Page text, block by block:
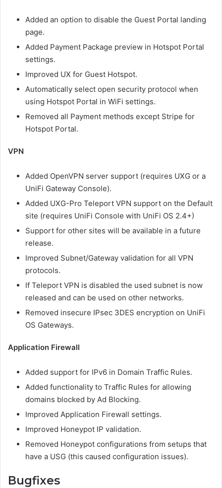
Added an option to disable the Guest Portal landing
page.
Added Payment Package preview in Hotspot Portal
settings.
Improved UX for Guest Hotspot.
Automatically select open security protocol when
using Hotspot Portal in WiFi settings.
Removed all Payment methods except Stripe for
Hotspot Portal.
VPN
Added OpenVPN server support (requires UXG or a
UniFi Gateway Console).
Added UXG-Pro Teleport VPN support on the Default
site (requires UniFi Console with UniFi OS 2.4+)
Support for other sites will be available in a future
release.
Improved Subnet/Gateway validation for all VPN
protocols.
If Teleport VPN is disabled the used subnet is now
released and can be used on other networks.
Removed insecure IPsec 3DES encryption on UniFi
OS Gateways.
Application Firewall
Added support for IPv6 in Domain Traffic Rules.
Added functionality to Traffic Rules for allowing
domains blocked by Ad Blocking.
Improved Application Firewall settings.
Improved Honeypot IP validation.
Removed Honeypot configurations from setups that
have a USG (this caused configuration issues).
Bugfixes